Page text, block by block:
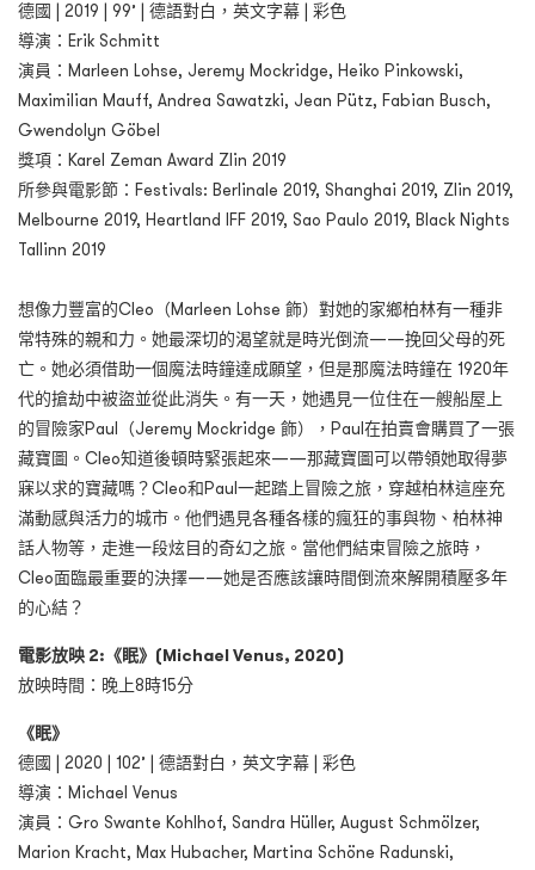
德國 | 2019 | 99’ | 德語對白，英文字幕 | 彩色
導演：Erik Schmitt
演員：Marleen Lohse, Jeremy Mockridge, Heiko Pinkowski,
Maximilian Mauff, Andrea Sawatzki, Jean Pütz, Fabian Busch,
Gwendolyn Göbel
獎項：Karel Zeman Award Zlin 2019
所參與電影節：Festivals: Berlinale 2019, Shanghai 2019, Zlin 2019,
Melbourne 2019, Heartland IFF 2019, Sao Paulo 2019, Black Nights
Tallinn 2019
想像力豐富的Cleo（Marleen Lohse 飾）對她的家鄉柏林有一種非
常特殊的親和力。她最深切的渴望就是時光倒流——挽回父母的死
亡。她必須借助一個魔法時鐘達成願望，但是那魔法時鐘在 1920年
代的搶劫中被盜並從此消失。有一天，她遇見一位住在一艘船屋上
的冒險家Paul（Jeremy Mockridge 飾），Paul在拍賣會購買了一張
藏寶圖。Cleo知道後頓時緊張起來——那藏寶圖可以帶領她取得夢
寐以求的寶藏嗎？Cleo和Paul一起踏上冒險之旅，穿越柏林這座充
滿動感與活力的城市。他們遇見各種各樣的瘋狂的事與物、柏林神
話人物等，走進一段炫目的奇幻之旅。當他們結束冒險之旅時，
Cleo面臨最重要的決擇——她是否應該讓時間倒流來解開積壓多年
的心結？
電影放映 2:《眠》(Michael Venus, 2020)
放映時間：晚上8時15分
《眠》
德國 | 2020 | 102’ | 德語對白，英文字幕 | 彩色
導演：Michael Venus
演員：Gro Swante Kohlhof, Sandra Hüller, August Schmölzer,
Marion Kracht, Max Hubacher, Martina Schöne Radunski,